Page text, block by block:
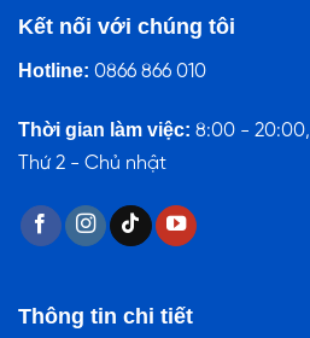
Kết nối với chúng tôi
Hotline: 0866 866 010
Thời gian làm việc: 8:00 - 20:00,
Thứ 2 - Chủ nhật
Thông tin chi tiết